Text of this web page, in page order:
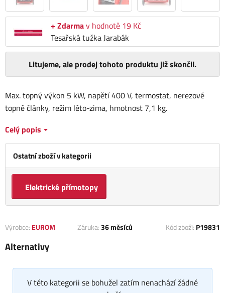
+ Zdarmav hodnotě 19 Kč
Tesařská tužka Jarabák
Ostatní zboží v kategorii
Elektrické přímotopy
Max. topný výkon 5 kW, napětí 400 V, termostat, nerezové
topné články, režim léto-zima, hmotnost 7,1 kg.
Celý popis
Litujeme, ale prodej tohoto produktu již skončil.
Výrobce: EUROM Záruka:36 měsíců Kód zboží: P19831
Alternativy
V této kategorii se bohužel zatím nenachází žádné